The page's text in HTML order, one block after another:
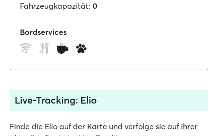
Fahrzeugkapazität: 0
Bordservices
Live-Tracking: Elio
Finde die Elio auf der Karte und verfolge sie auf ihrer